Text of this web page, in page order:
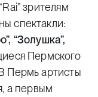
зрителям
спектакли:
“Золушка”,
Пермского
Пермь артисты
а первым